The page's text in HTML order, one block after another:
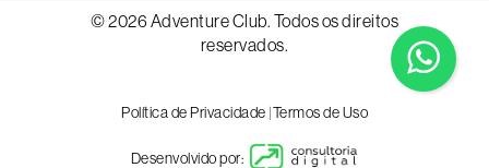
© 2026 Adventure Club. Todos os direitos
reservados.
Política de Privacidade |Termos de Uso
Desenvolvido por: